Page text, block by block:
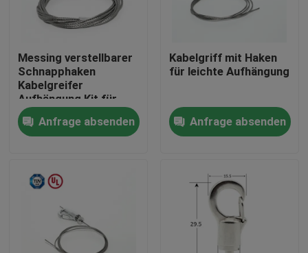
Produkte
Videos
Messing verstellbarer
Schnapphaken
Kabelgreifer
Aufhängung Kit für
Malerei hängen
Anfrage absenden
Kabelgriff mit Haken
für leichte Aufhängung
Anfrage absenden